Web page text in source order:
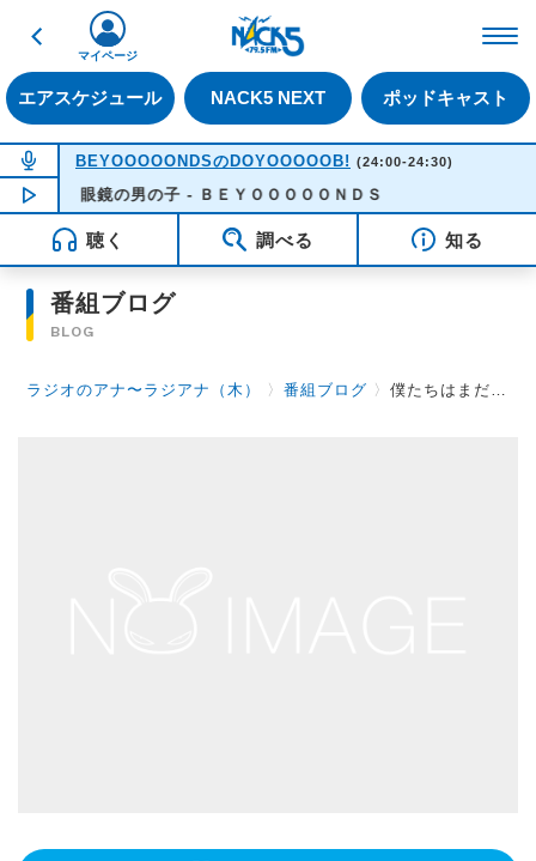
戻る
エアスケジュール NACK5 NEXT ポッドキャスト
マイページ
NOW ON AIR
BEYOOOOONDSのDOYOOOOOB! (24:00-24:30)
NOW PLAYING 00:04
眼鏡の男の子 - ＢＥＹＯＯＯＯＯＮＤＳ
聴く 調べる 知る
番組ブログ
BLOG
ラジオのアナ〜ラジアナ（木） 〉番組ブログ 〉僕たちはまだ知らなかったんだ・・・